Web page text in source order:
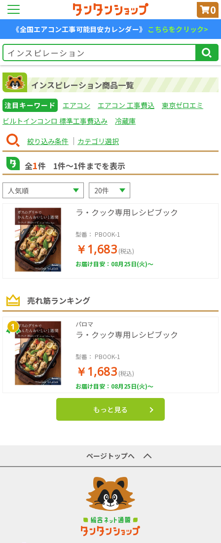
0
《全国エアコン工事可能目安カレンダー》 こちらをクリック>
インスピレーション商品一覧
注目キーワード エアコン エアコン 工事費込
東京ゼロエミ
ビルトインコンロ 標準工事費込み
冷蔵庫
絞り込み条件 カテゴリ選択
全1件 1件〜1件までを表示
ラ・クック専用レシピブック
型番： PBOOK-1
￥1,683 (税込)
お届け目安：08月25日(火)～
売れ筋ランキング
パロマ
ラ・クック専用レシピブック
型番： PBOOK-1
￥1,683 (税込)
お届け目安：08月25日(火)～
もっと見る
ページトップへ